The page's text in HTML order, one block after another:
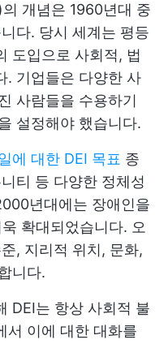
개념은 1960년대 중
다. 당시 세계는 평등
도입으로 사회적, 법
. 기업들은 다양한 사
사람들을 수용하기
설정해야 했습니다.
에 대한 DEI 목표 종
티 등 다양한 정체성
년대에는 장애인을
확대되었습니다. 오
, 지리적 위치, 문화,
니다.
DEI는 항상 사회적 불
서 이에 대한 대화를